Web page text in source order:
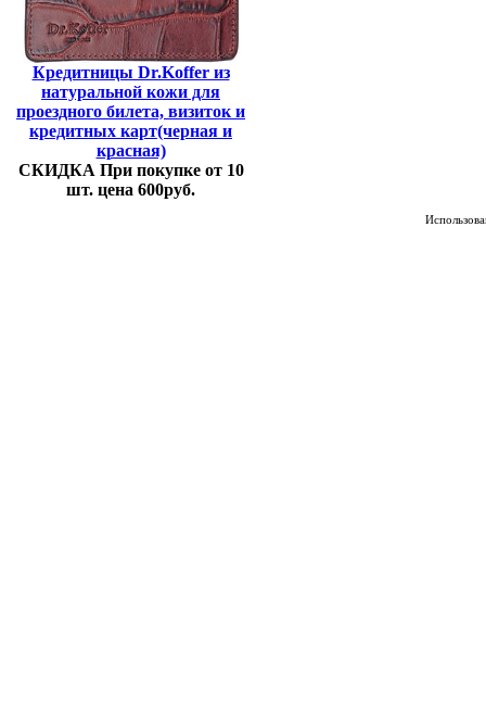
Кредитницы Dr.Koffer из
натуральной кожи для
проездного билета, визиток и
кредитных карт(черная и
красная)
СКИДКА При покупке от 10
шт. цена 600руб.